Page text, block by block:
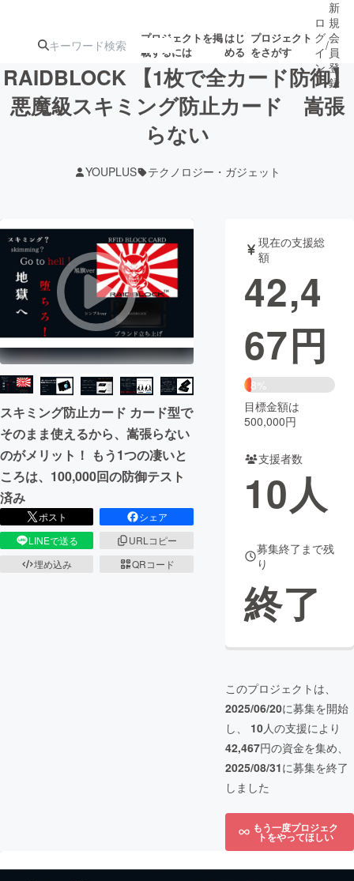
プロジェクトを掲
載するには
はじ
める
プロジェクト
をさがす
注目の新着プロ募集終了が近いプ
テクノロジー・ガジェット
映像・映画 書籍・雑誌
ビジネス・起業 チャレンジ
まちづくり・地域活性化
CAMPFIRE for Social Good
CAMPFIRE Creation
CAMPFIREふるさと納税machi-ya コミュニティ
ロ
グ
イ
ン
/
新
規
会
員
登
録
RAIDBLOCK 【1枚で全カード防御】
悪魔級スキミング防止カード 嵩張
らない
YOUPLUS テクノロジー・ガジェット
スキミング防止カード カード型で
そのまま使えるから、嵩張らない
のがメリット！ もう1つの凄いと
ころは、100,000回の防御テスト
済み
ポスト
シェア
LINEで送る
URLコピー
埋め込み
QRコード
現在の支援総
額
42,4
67円
8%
目標金額は
500,000円
支援者数
10人
募集終了まで残
り
終了
このプロジェクトは、
2025/06/20に募集を開始
し、 10人の支援により
42,467円の資金を集め、
2025/08/31に募集を終了
しました
もう一度プロジェク
トをやってほしい